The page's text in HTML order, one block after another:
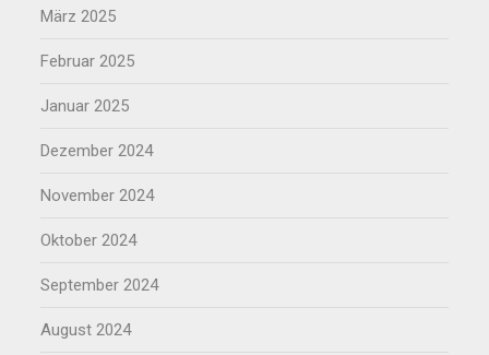
März 2025
Februar 2025
Januar 2025
Dezember 2024
November 2024
Oktober 2024
September 2024
August 2024